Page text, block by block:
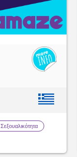
Σεξουαλικότητα